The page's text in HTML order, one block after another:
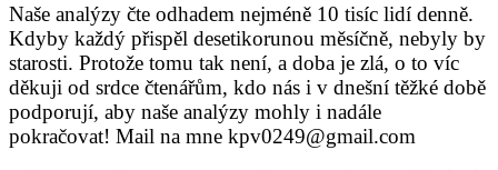
Naše analýzy čte odhadem nejméně 10 tisíc lidí denně.
Kdyby každý přispěl desetikorunou měsíčně, nebyly by
starosti. Protože tomu tak není, a doba je zlá, o to víc
děkuji od srdce čtenářům, kdo nás i v dnešní těžké době
podporují, aby naše analýzy mohly i nadále
pokračovat! Mail na mne kpv0249@gmail.com